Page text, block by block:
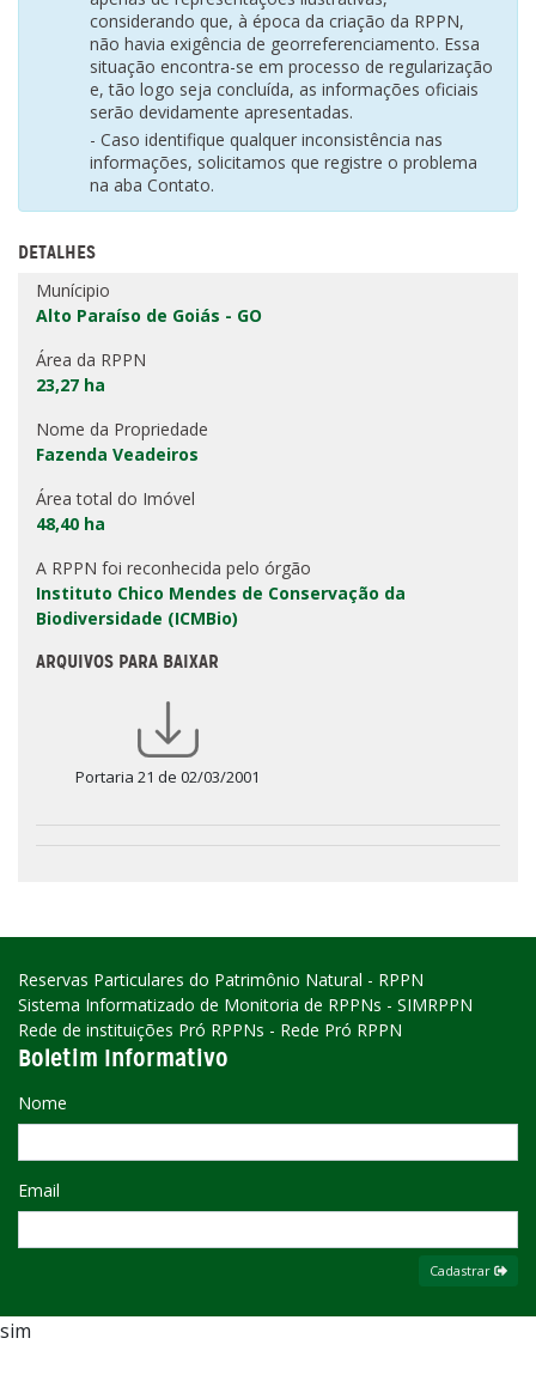
considerando que, à época da criação da RPPN,
não havia exigência de georreferenciamento. Essa
situação encontra-se em processo de regularização
e, tão logo seja concluída, as informações oficiais
serão devidamente apresentadas.
- Caso identifique qualquer inconsistência nas
informações, solicitamos que registre o problema
na aba Contato.
DETALHES
Munícipio
Alto Paraíso de Goiás - GO
Área da RPPN
23,27 ha
Nome da Propriedade
Fazenda Veadeiros
Área total do Imóvel
48,40 ha
A RPPN foi reconhecida pelo órgão
Instituto Chico Mendes de Conservação da
Biodiversidade (ICMBio)
ARQUIVOS PARA BAIXAR
Portaria 21 de 02/03/2001
Reservas Particulares do Patrimônio Natural - RPPN
Sistema Informatizado de Monitoria de RPPNs - SIMRPPN
Rede de instituições Pró RPPNs - Rede Pró RPPN
Boletim Informativo
Nome
Email
Cadastrar
sim